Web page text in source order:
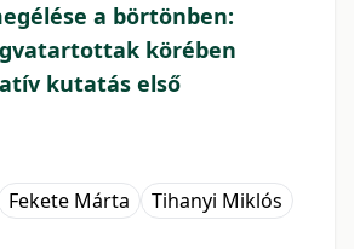
a börtönben:
körében
kutatás első
Fekete Márta
Tihanyi Miklós